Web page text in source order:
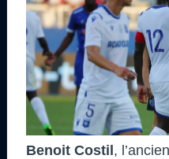
Benoit Costil,